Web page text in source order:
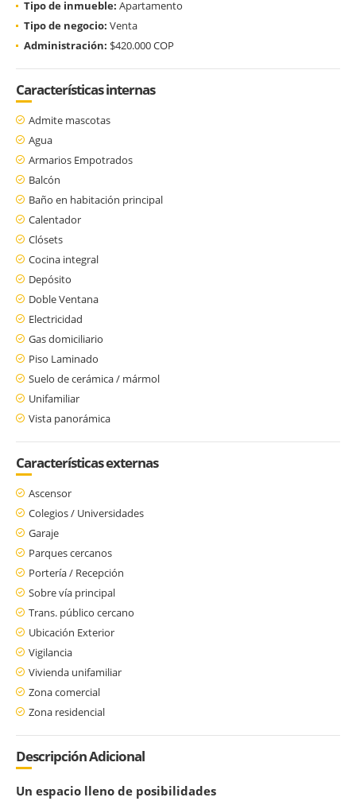
Tipo de inmueble: Apartamento
Tipo de negocio: Venta
Administración: $420.000 COP
Características internas
Admite mascotas
Agua
Armarios Empotrados
Balcón
Baño en habitación principal
Calentador
Clósets
Cocina integral
Depósito
Doble Ventana
Electricidad
Gas domiciliario
Piso Laminado
Suelo de cerámica / mármol
Unifamiliar
Vista panorámica
Características externas
Ascensor
Colegios / Universidades
Garaje
Parques cercanos
Portería / Recepción
Sobre vía principal
Trans. público cercano
Ubicación Exterior
Vigilancia
Vivienda unifamiliar
Zona comercial
Zona residencial
Descripción Adicional
Un espacio lleno de posibilidades